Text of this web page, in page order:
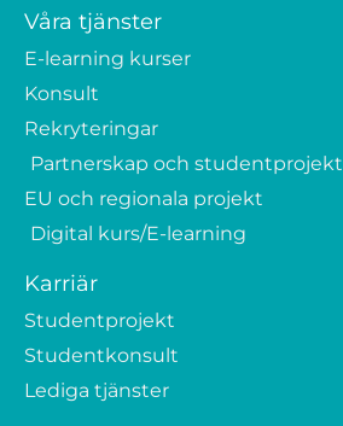
Våra tjänster
E-learning kurser
Konsult
Rekryteringar
Partnerskap och studentprojekt
EU och regionala projekt
Digital kurs/E-learning
Karriär
Studentprojekt
Studentkonsult
Lediga tjänster